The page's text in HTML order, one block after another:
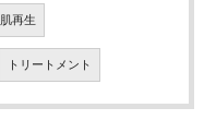
肌再生
トリートメント